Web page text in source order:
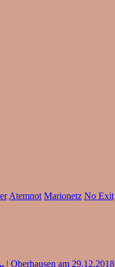
Atemnot Marionetz No Exit
| Oberhausen am 29.12.2018